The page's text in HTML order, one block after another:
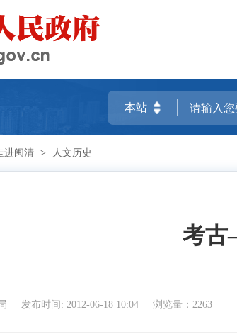
进闽清 > 人文历史
考
发布时间: 2012-06-18 10:04 浏览量：2263